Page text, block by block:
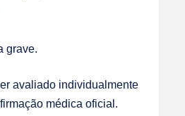
grave.
avaliado individualmente
médica oficial.